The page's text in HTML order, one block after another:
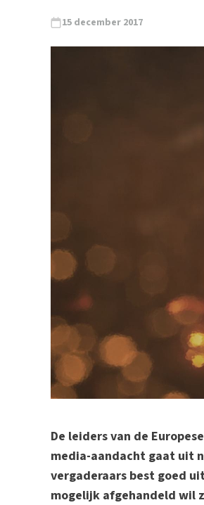
15 december 2017
De leiders van de
media-aandacht gaat uit
vergaderaars best goed
mogelijk afgehandeld wil